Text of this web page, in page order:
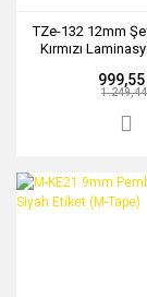
TZe-132 12mm
Kırmızı
999,55
1.249,44